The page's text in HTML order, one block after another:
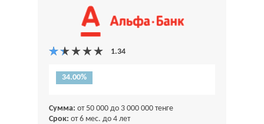
34.00%
Сумма: от 50 000 до 3 000 000 тенге
Срок: от 6 мес. до 4 лет